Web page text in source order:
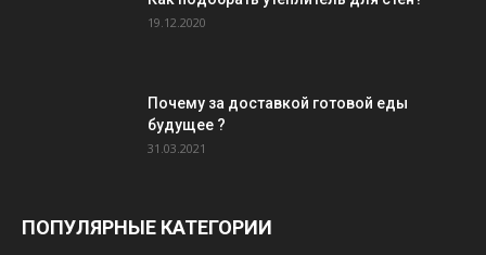
19.12.2020
Почему за доставкой готовой еды
будущее ?
31.03.2021
ПОПУЛЯРНЫЕ КАТЕГОРИИ